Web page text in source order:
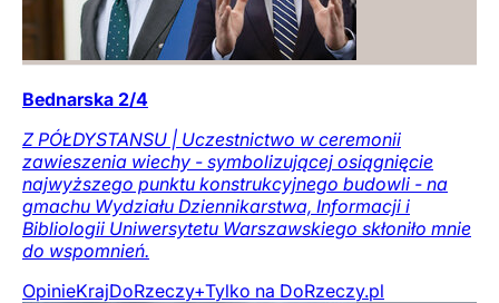
Bednarska 2/4
Z PÓŁDYSTANSU | Uczestnictwo w ceremonii
zawieszenia wiechy - symbolizującej osiągnięcie
najwyższego punktu konstrukcyjnego budowli - na
gmachu Wydziału Dziennikarstwa, Informacji i
Bibliologii Uniwersytetu Warszawskiego skłoniło mnie
do wspomnień.
OpinieKrajDoRzeczy+Tylko na DoRzeczy.pl